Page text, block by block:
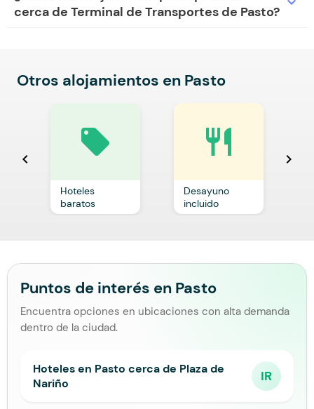
cerca de Terminal de Transportes de Pasto?
Otros alojamientos en Pasto
chevron_left
local_offer
Hoteles
baratos
restaurant
Desayuno
incluido
chevron_right
Puntos de interés en Pasto
Encuentra opciones en ubicaciones con alta demanda
dentro de la ciudad.
Hoteles en Pasto cerca de Plaza de
Nariño
IR